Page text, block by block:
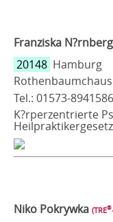
Franziska
20148 Hamburg
Tel.: 01573-8941586
K?rperzentrierte
Niko Pokrywka (TRE®